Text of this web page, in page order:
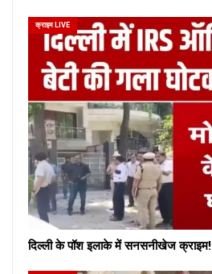
क्राइम LIVE
दिल्ली के पॉश इलाके में सनसनीखेज क्राइम!